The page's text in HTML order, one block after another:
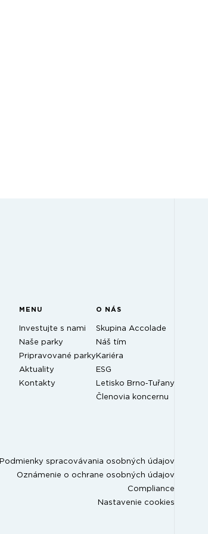
MENU
Investujte s nami
Naše parky
Pripravované parky
Aktuality
Kontakty
O NÁS
Skupina Accolade
Náš tím
Kariéra
ESG
Letisko Brno‑Tuřany
Členovia koncernu
Podmienky spracovávania osobných údajov
Oznámenie o ochrane osobných údajov
Compliance
Nastavenie cookies